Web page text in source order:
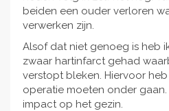
beiden een ouder verloren
verwerken zijn.
Alsof dat niet genoeg is heb
zwaar hartinfarct gehad
verstopt bleken. Hiervoor
operatie moeten onder
impact op het gezin.